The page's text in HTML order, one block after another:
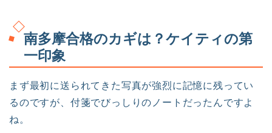
南多摩合格のカギは？ケイティの第
一印象
まず最初に送られてきた写真が強烈に記憶に残ってい
るのですが、付箋でびっしりのノートだったんですよ
ね。